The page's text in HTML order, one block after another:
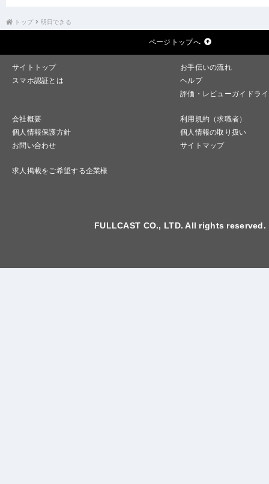
トップ 明日できる
ページトップへ
サイトトップ
お手伝いの流れ
スマホ認証とは
ヘルプ
評価・レビューガイドラ
会社概要
利用規約（求職者）
個人情報保護方針
個人情報の取り扱い
お問い合わせ
サイトマップ
求人掲載をご希望する企業様
FULLCAST CO., LTD. All rights reserved.